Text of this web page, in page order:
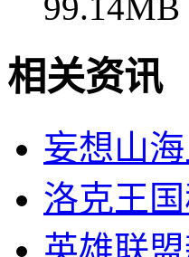
316.41 MB
99.14MB